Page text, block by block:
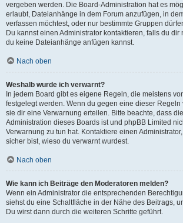
vergeben werden. Die Board-Administration hat es
erlaubt, Dateianhänge in dem Forum anzufügen, in
verfassen möchtest, oder nur bestimmte Gruppen
Du kannst einen Administrator kontaktieren, falls du dir
du keine Dateianhänge anfügen kannst.
Nach oben
Weshalb wurde ich verwarnt?
In jedem Board gibt es eigene Regeln, die meistens
festgelegt werden. Wenn du gegen eine dieser Regeln
sie dir eine Verwarnung erteilen. Bitte beachte, dass
Administration dieses Boards ist und phpBB Limited
Verwarnung zu tun hat. Kontaktiere einen
sicher bist, wieso du verwarnt wurdest.
Nach oben
Wie kann ich Beiträge den Moderatoren melden?
Wenn ein Administrator die entsprechenden
siehst du eine Schaltfläche in der Nähe des Beitrags,
Du wirst dann durch die weiteren Schritte geführt.